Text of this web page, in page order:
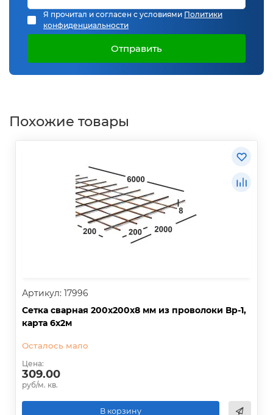
Я прочитал и согласен с условиями Политики
конфиденциальности
Отправить
Похожие товары
Артикул: 17996
Сетка сварная 200х200х8 мм из проволоки Вр-1,
карта 6х2м
Осталось мало
Цена:
309.00
руб/м. кв.
В корзину